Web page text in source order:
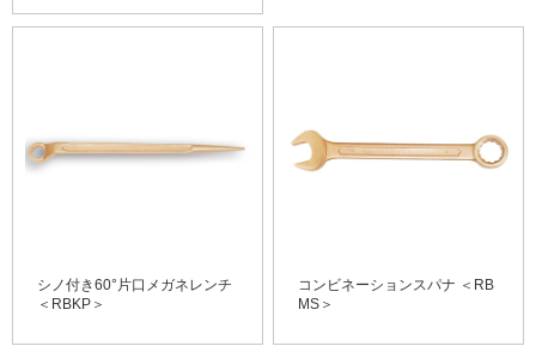
シノ付き60°片口メガネレンチ
＜RBKP＞
コンビネーションスパナ ＜RB
MS＞